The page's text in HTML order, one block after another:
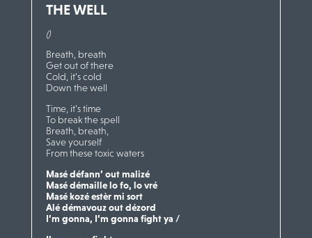
THE WELL
()
Breath, breath
Get out of there
Cold, it’s cold
Down the well
Time, it’s time
To break the spell
Breath, breath,
Save yourself
From these toxic waters
Masé défann’ out malizé
Masé démaille lo fo, lo vré
Masé kozé estèr mi sort
Alé démavouz out dézord
I’m gonna, I’m gonna fight ya /